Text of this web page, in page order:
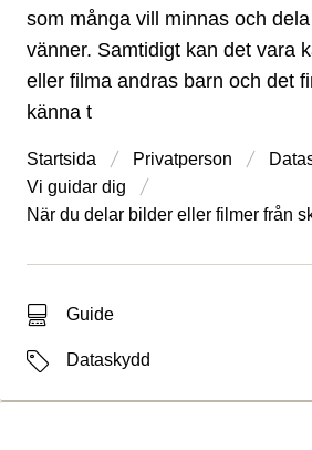
som många vill minnas och
vänner. Samtidigt kan det vara
eller filma andras barn och det
känna t
Startsida Privatperson
Vi guidar dig
När du delar bilder eller filmer från
Typ av sökträff
Guide
EtiketterDataskydd